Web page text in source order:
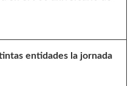
entidades la jornada